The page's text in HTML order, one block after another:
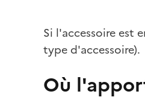
Si l'accessoire est
type d'accessoire).
Où